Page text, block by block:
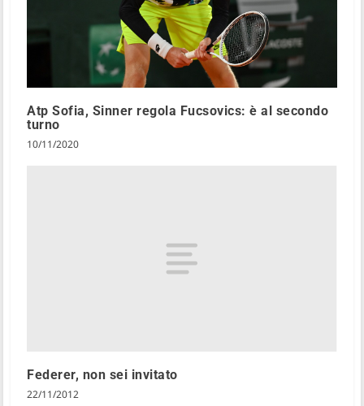
Atp Sofia, Sinner regola Fucsovics: è al secondo
turno
10/11/2020
Federer, non sei invitato
22/11/2012